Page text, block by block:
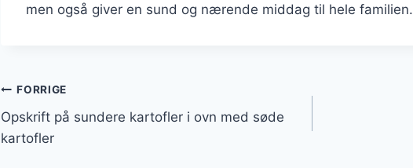
men også giver en sund og nærende middag til hele familien.
Indlægsnavigation
FORRIGE
Opskrift på sundere kartofler i ovn med søde
kartofler